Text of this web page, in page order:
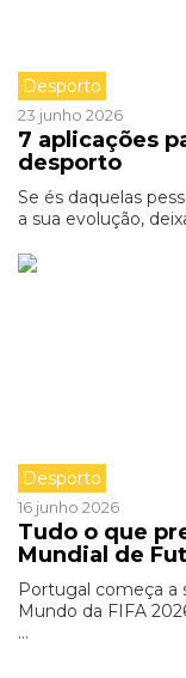
Desporto
23 junho 2026
7 aplicações
desporto
Se és daquelas
a sua evolução,
Desporto
16 junho 2026
Tudo o que
Mundial de
Portugal começa a
Mundo da FIFA
...